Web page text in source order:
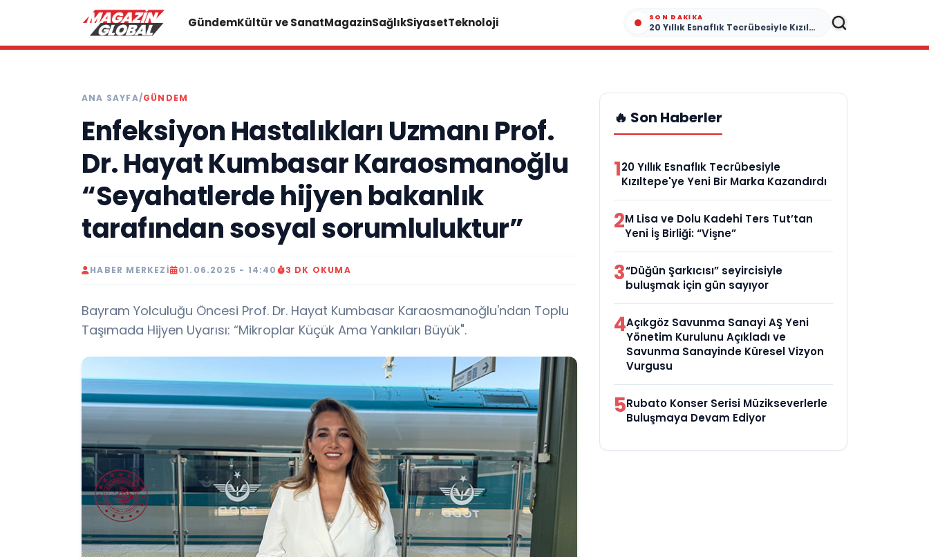
GündemKültür ve SanatMagazinSağlıkSiyasetTeknoloji SON DAKIKA
20 Yıllık Esnaflık Tecrübesiyle Kızıltepe'ye Yeni Bir Marka Kazandırdı
ANA SAYFA/GÜNDEM
Enfeksiyon Hastalıkları Uzmanı Prof.
Dr. Hayat Kumbasar Karaosmanoğlu
“Seyahatlerde hijyen bakanlık
tarafından sosyal sorumluluktur”
HABER MERKEZI 01.06.2025 - 14:40 3 DK OKUMA
Bayram Yolculuğu Öncesi Prof. Dr. Hayat Kumbasar Karaosmanoğlu'ndan Toplu
Taşımada Hijyen Uyarısı: “Mikroplar Küçük Ama Yankıları Büyük".
🔥 Son Haberler
120 Yıllık Esnaflık Tecrübesiyle
Kızıltepe'ye Yeni Bir Marka Kazandırdı
2M Lisa ve Dolu Kadehi Ters Tut’tan
Yeni İş Birliği: “Vişne”
3“Düğün Şarkıcısı” seyircisiyle
buluşmak için gün sayıyor
4Açıkgöz Savunma Sanayi AŞ Yeni
Yönetim Kurulunu Açıkladı ve
Savunma Sanayinde Küresel Vizyon
Vurgusu
5Rubato Konser Serisi Müzikseverlerle
Buluşmaya Devam Ediyor